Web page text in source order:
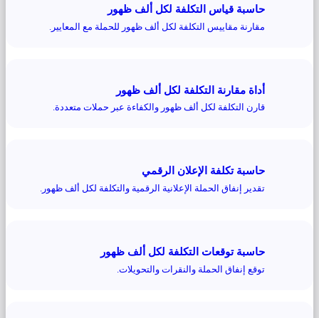
حاسبة قياس التكلفة لكل ألف ظهور
مقارنة مقاييس التكلفة لكل ألف ظهور للحملة مع المعايير.
أداة مقارنة التكلفة لكل ألف ظهور
قارن التكلفة لكل ألف ظهور والكفاءة عبر حملات متعددة.
حاسبة تكلفة الإعلان الرقمي
تقدير إنفاق الحملة الإعلانية الرقمية والتكلفة لكل ألف ظهور.
حاسبة توقعات التكلفة لكل ألف ظهور
توقع إنفاق الحملة والنقرات والتحويلات.